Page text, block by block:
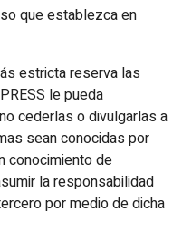
que establezca en
estricta reserva las
le pueda
cederlas o divulgarlas a
sean conocidas por
conocimiento de
la responsabilidad
por medio de dicha